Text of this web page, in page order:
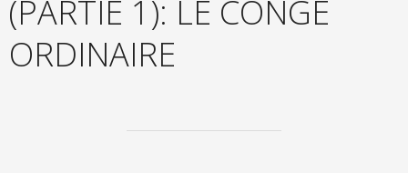
(PARTIE 1): LE CONGÉ
ORDINAIRE